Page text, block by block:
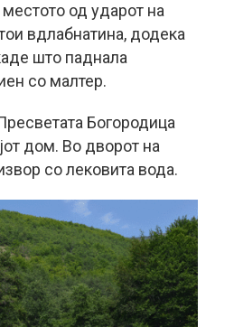
од ударот на
вдлабнатина, додека
што паднала
со малтер.
Богородица
дом. Во дворот на
со лековита вода.